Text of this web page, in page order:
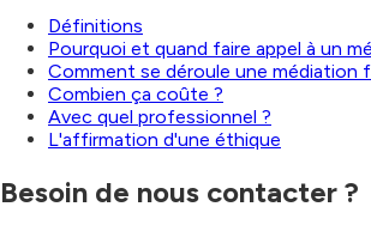
Définitions
Pourquoi et quand faire appel à un
Comment se déroule une médiation
Combien ça coûte ?
Avec quel professionnel ?
L'affirmation d'une éthique
Besoin de nous contacter ?